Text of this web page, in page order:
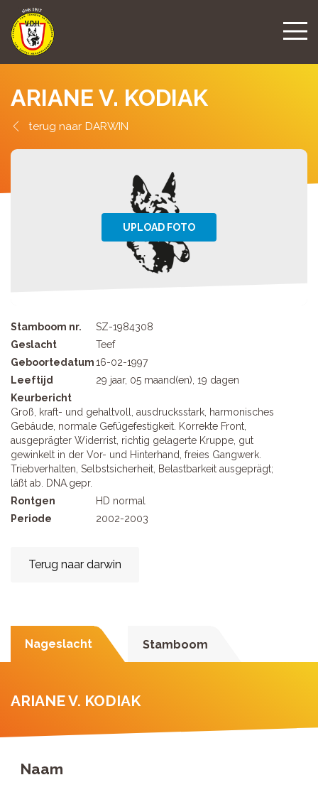
ARIANE V. KODIAK
DARWIN
Stamboom nr.
SZ-1984308
Geslacht
Teef
Geboortedatum16-02-1997
Leeftijd
29 jaar, 05 maand(en), 19 dagen
Keurbericht
Groß, kraft- und gehaltvoll, ausdrucksstark, harmonisches
Gebäude, normale Gefügefestigkeit. Korrekte Front,
ausgeprägter Widerrist, richtig gelagerte Kruppe, gut
gewinkelt in der Vor- und Hinterhand, freies Gangwerk.
Triebverhalten, Selbstsicherheit, Belastbarkeit ausgeprägt;
läßt ab. DNA.gepr.
Rontgen
HD normal
Periode
2002-2003
Terug naar darwin
Nageslacht Stamboom
ARIANE V. KODIAK
Naam